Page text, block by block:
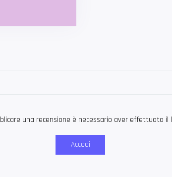
una recensione è necessario aver effettuato il
Accedi